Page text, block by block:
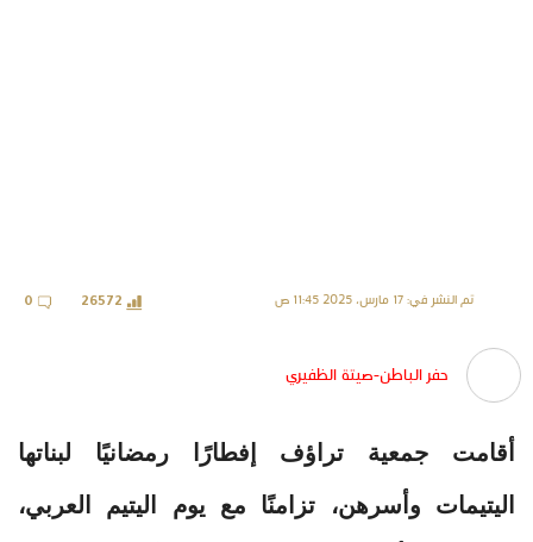
تم النشر في: 17 مارس، 2025 11:45 ص 26572
0
حفر الباطن-صيتة الظفيري
أقامت جمعية تراؤف إفطارًا رمضانيًا لبناتها
اليتيمات وأسرهن، تزامنًا مع يوم اليتيم العربي،